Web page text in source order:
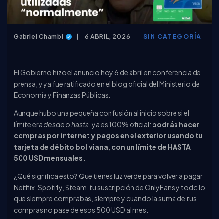
Gabriel Chambi 6 ABRIL, 2026 SIN CATEGORÍA
El Gobierno hizo el anuncio hoy 6 de abril en conferencia de
prensa, y ya fue ratificado en el blog oficial del Ministerio de
Economía y Finanzas Públicas.
Aunque hubo una pequeña confusión al inicio sobre si el
límite eradesde ohasta , ya es 100% oficial: podrás hacer
compras por internet y pagos en el exterior usando tu
tarjeta de débito boliviana, con un límite de HASTA
500 USD mensuales.
¿Qué significa esto? Que tienes luz verde para volver a pagar
Netflix, Spotify, Steam, tu suscripción de OnlyFans y todo lo
que siempre comprabas, siempre y cuando la suma de tus
compras no pase de esos 500 USD al mes.